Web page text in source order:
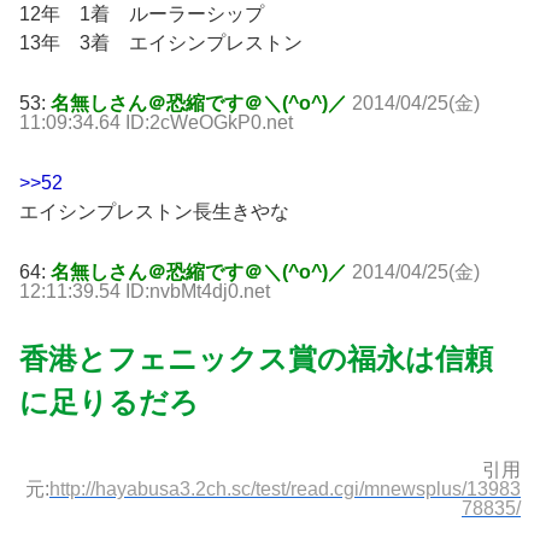
12年 1着 ルーラーシップ
13年 3着 エイシンプレストン
53: 名無しさん＠恐縮です＠＼(^o^)／ 2014/04/25(金)
11:09:34.64 ID:2cWeOGkP0.net
>>52
エイシンプレストン長生きやな
64: 名無しさん＠恐縮です＠＼(^o^)／ 2014/04/25(金)
12:11:39.54 ID:nvbMt4dj0.net
香港とフェニックス賞の福永は信頼
に足りるだろ
引用
元:http://hayabusa3.2ch.sc/test/read.cgi/mnewsplus/13983
78835/